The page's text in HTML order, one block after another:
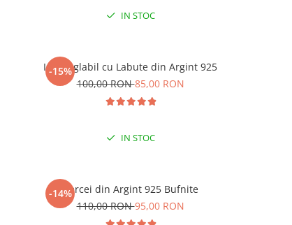
IN STOC
-15%
Inel reglabil cu Labute din Argint 925
100,00 RON85,00 RON
IN STOC
-14%Cercei din Argint 925 Bufnite
110,00 RON95,00 RON